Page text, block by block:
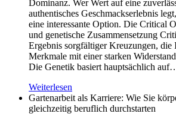
Dominanz. Wer Wert auf eine
authentisches Geschmackserlebnis
eine interessante Option. Die Critical
und genetische Zusammensetzung
Ergebnis sorgfältiger Kreuzungen, die
Merkmale mit einer starken
Die Genetik basiert hauptsächlich
Weiterlesen
Gartenarbeit als Karriere: Wie Sie
gleichzeitig beruflich durchstarten